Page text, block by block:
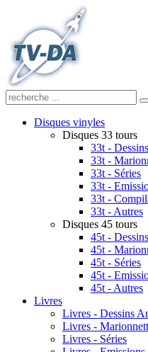
Disques vinyles
Disques 33 tours
33t -
33t -
33t - Séries
33t -
33t -
33t - Autres
Disques 45 tours
45t -
45t -
45t - Séries
45t -
45t - Autres
Livres
Livres - Dessins
Livres -
Livres - Séries